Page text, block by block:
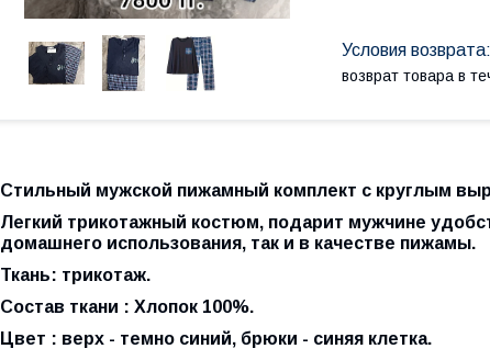
возврат товара в
Стильный мужской пижамный комплект с круглым
Легкий трикотажный костюм, подарит мужчине
домашнего использования, так и в качестве пижамы.
Ткань: трикотаж.
Состав ткани : Хлопок 100%.
Цвет : верх - темно синий, брюки - синяя клетка.